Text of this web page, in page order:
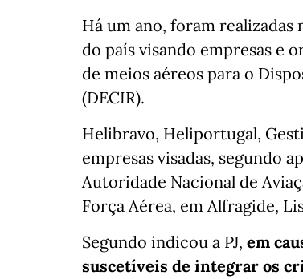
Há um ano, foram realizadas
do país visando empresas e
de meios aéreos para o
(DECIR).
Helibravo, Heliportugal,
empresas visadas, segundo
Autoridade Nacional de
Força Aérea, em Alfragide,
Segundo indicou a PJ, em
suscetíveis de integrar os